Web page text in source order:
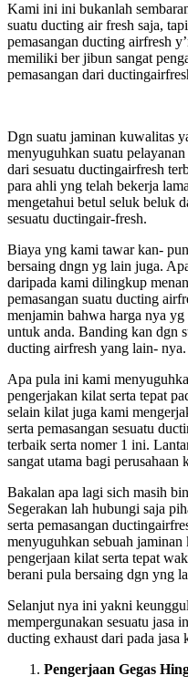
Kami ini ini bukanlah
suatu ducting air fresh saja,
pemasangan ducting airfresh
memiliki ber jibun sangat
pemasangan dari
Dgn suatu jaminan kuwalitas
menyuguhkan suatu
dari sesuatu ductingairfresh
para ahli yng telah bekerja
mengetahui betul seluk beluk
sesuatu ductingair-fresh.
Biaya yng kami tawar kan-
bersaing dngn yg lain juga.
daripada kami dilingkup
pemasangan suatu ducting
menjamin bahwa harga nya
untuk anda. Banding kan dgn
ducting airfresh yang lain- nya.
Apa pula ini kami
pengerjakan kilat serta tepat
selain kilat juga kami
serta pemasangan sesuatu
terbaik serta nomer 1 ini.
sangat utama bagi perusahaan
Bakalan apa lagi sich masih
Segerakan lah hubungi saja
serta pemasangan
menyuguhkan sebuah
pengerjaan kilat serta tepat
berani pula bersaing dgn yng
Selanjut nya ini yakni
mempergunakan sesuatu jasa
ducting exhaust dari pada jasa
Pengerjaan Gegas